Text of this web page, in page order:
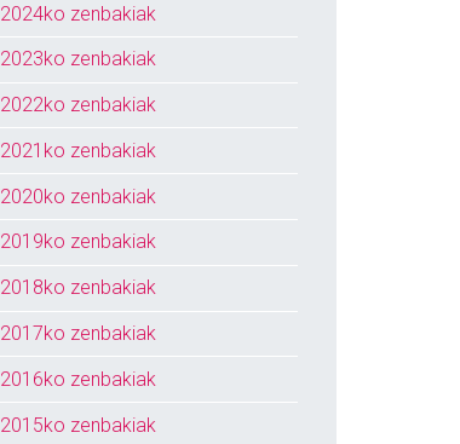
2024ko zenbakiak
2023ko zenbakiak
2022ko zenbakiak
2021ko zenbakiak
2020ko zenbakiak
2019ko zenbakiak
2018ko zenbakiak
2017ko zenbakiak
2016ko zenbakiak
2015ko zenbakiak